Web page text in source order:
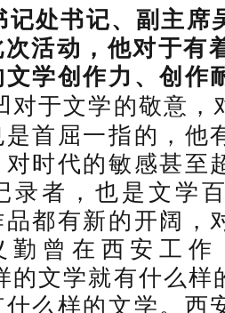
记处书记、副主席
活动，他对于有
学创作力、创作
对于文学的敬意，
首屈一指的，他
时代的敏感甚至
录者，也是文学
都有新的开阔，
勤曾在西安工
的文学就有什么样
么样的文学。西